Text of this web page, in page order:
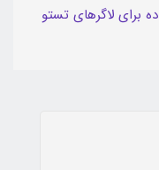
استفاده برای لاگرهای تستو